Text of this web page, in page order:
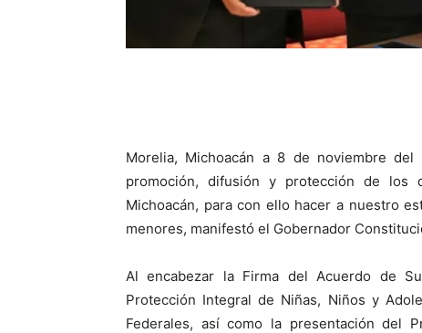
Morelia, Michoacán a 8 de noviembre del
promoción, difusión y protección de los
Michoacán, para con ello hacer a nuestro
menores, manifestó el Gobernador
Al encabezar la Firma del Acuerdo de
Protección Integral de Niñas, Niños y
Federales, así como la presentación del